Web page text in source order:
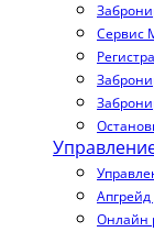
Сервис
Апгрейд
Онлайн